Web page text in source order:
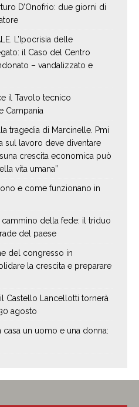
D’Onofrio: due giorni di
L’Ipocrisia delle
il Caso del Centro
– vandalizzato e
il Tavolo tecnico
Campania
tragedia di Marcinelle. Pmi
sul lavoro deve diventare
crescita economica può
vita umana”
e come funzionano in
della fede: il triduo
del paese
del congresso in
la crescita e preparare
Castello Lancellotti tornerà
agosto
casa un uomo e una donna: